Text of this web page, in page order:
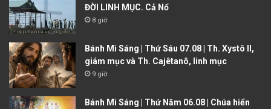
ĐỜI LINH MỤC. Cả Nổ
8 giờ
Bánh Mì Sáng | Thứ Sáu 07.08 | Th. Xystô II,
giám mục và Th. Cajêtanô, linh mục
9 giờ
Bánh Mì Sáng | Thứ Năm 06.08 | Chúa hiển